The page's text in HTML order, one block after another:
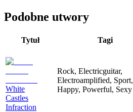
Podobne utwory
Tytuł Tagi
White
Castles
Infraction
Rock, Electricguitar,
Electroamplified, Sport,
Happy, Powerful, Sexy